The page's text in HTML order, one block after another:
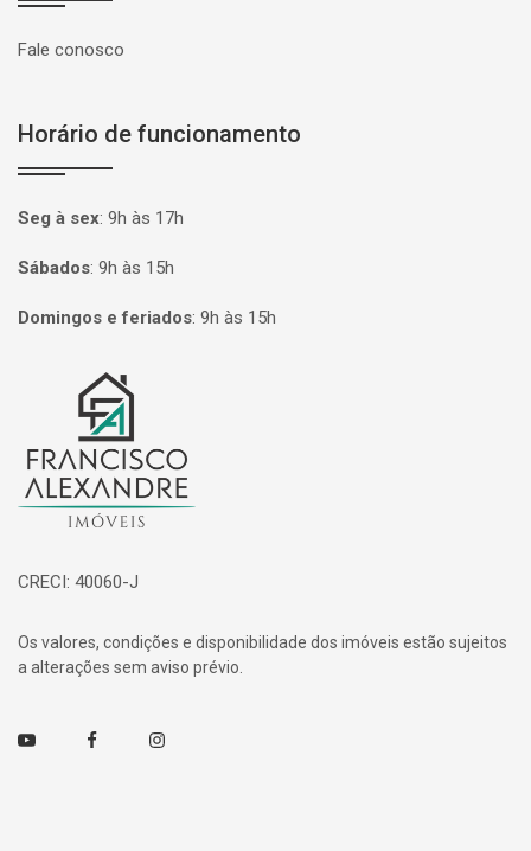
Fale conosco
Horário de funcionamento
Seg à sex: 9h às 17h
Sábados: 9h às 15h
Domingos e feriados: 9h às 15h
Página inicial
CRECI: 40060-J
Os valores, condições e disponibilidade dos imóveis estão sujeitos
a alterações sem aviso prévio.
Youtube FacebookInstagram